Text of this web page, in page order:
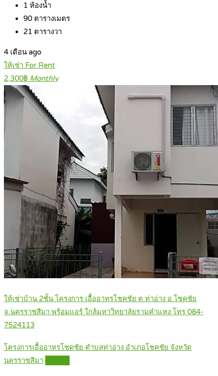
1 ห้องน้ำ
90 ตารางเมตร
21 ตารางวา
4 เดือน ago
ให้เช่า For Rent
2,300฿ Monthly
ให้เช่าบ้าน 2ชั้น โครงการ เอื้ออาทรโชคชัย ต.ท่าอ่าง อ.โชคชัย
จ.นครราชสีมา พร้อมแอร์ ใกล้มหาวิทยาลัยรามคำแหง โทร 084-
7524113
โครงการเอื้ออาทรโชดชัย ตำบลท่าอ่าง อำเภอโชคชัย จังหวัด
นครราชสีมา